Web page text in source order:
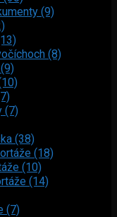
(9)
(8)
(7)
(38)
(18)
(10)
(14)
(7)